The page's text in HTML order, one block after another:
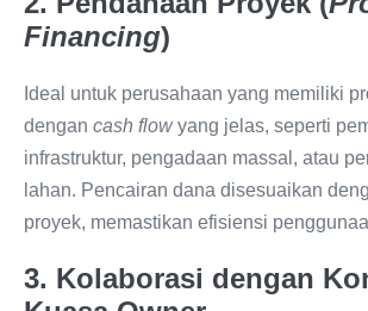
Financing)
Ideal untuk perusahaan yang memiliki
dengan cash flowyang jelas, seperti
infrastruktur, pengadaan massal, atau
lahan. Pencairan dana disesuaikan
proyek, memastikan efisiensi
3. Kolaborasi dengan